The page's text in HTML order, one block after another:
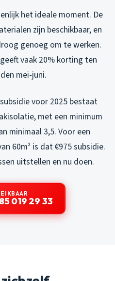
het ideale moment. De
zijn beschikbaar, en
genoeg om te werken.
vaak 20% korting ten
mei-juni.
voor 2025 bestaat
met een minimum
minimaal 3,5. Voor een
60m² is dat €975 subsidie.
uitstellen en nu doen.
019 29 33